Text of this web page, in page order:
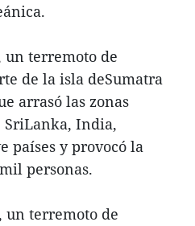
un terremoto de
de la isla deSumatra
arrasó las zonas
SriLanka, India,
países y provocó la
personas.
un terremoto de